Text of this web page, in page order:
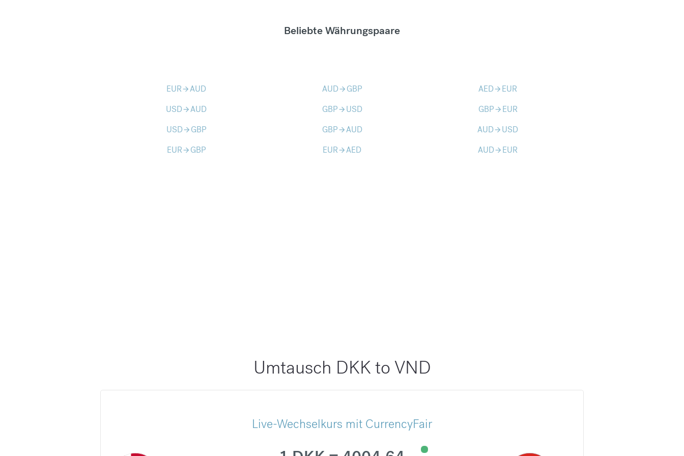
Beliebte Währungspaare
EURarrow_forwardAUD AUDarrow_forward GBP AEDarrow_forward EUR
USDarrow_forwardAUD GBParrow_forward USD GBParrow_forward EUR
USDarrow_forward GBP GBParrow_forwardAUD AUDarrow_forward USD
EURarrow_forward GBP EURarrow_forwardAED AUDarrow_forward EUR
Umtausch DKK to VND
Live-Wechselkurs mit CurrencyFair